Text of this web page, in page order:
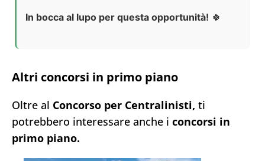
In bocca al lupo per questa opportunità! 🍀
Altri concorsi in primo piano
Oltre al Concorso per Centralinisti, ti
potrebbero interessare anche i concorsi in
primo piano.